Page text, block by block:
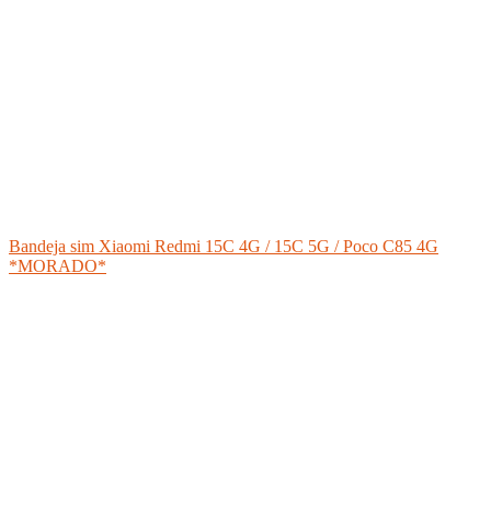
Bandeja sim Xiaomi Redmi 15C 4G / 15C 5G / Poco C85 4G
*MORADO*